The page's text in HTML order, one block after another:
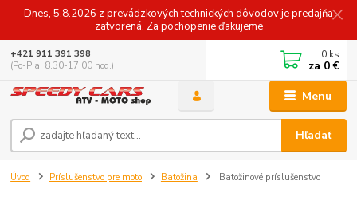
Dnes, 5.8.2026 z prevádzkových technických dôvodov je predajňa
zatvorená. Za pochopenie ďakujeme
Menu
Hľadať
+421 911 391 398
(Po-Pia, 8.30-17.00 hod.)
0 ks
za 0 €
Úvod Príslušenstvo pre moto Batožina Batožinové príslušenstvo